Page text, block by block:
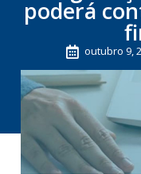
poderá
outubro 9,